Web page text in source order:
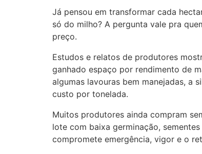
Já pensou em transformar cada
só do milho? A pergunta vale pra
preço.
Estudos e relatos de produtores
ganhado espaço por rendimento de
algumas lavouras bem manejadas, a
custo por tonelada.
Muitos produtores ainda compram
lote com baixa germinação,
compromete emergência, vigor e o